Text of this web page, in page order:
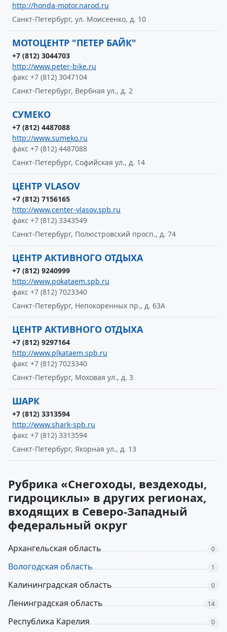
http://honda-motor.narod.ru
Санкт-Петербург, ул. Моисеенко, д. 10
МОТОЦЕНТР "ПЕТЕР БАЙК"
+7 (812) 3044703
http://www.peter-bike.ru
факс +7 (812) 3047104
Санкт-Петербург, Вербная ул., д. 2
СУМЕКО
+7 (812) 4487088
http://www.sumeko.ru
факс +7 (812) 4487088
Санкт-Петербург, Софийская ул., д. 14
ЦЕНТР VLASOV
+7 (812) 7156165
http://www.center-vlasov.spb.ru
факс +7 (812) 3343549
Санкт-Петербург, Полюстровский просп., д. 74
ЦЕНТР АКТИВНОГО ОТДЫХА
+7 (812) 9240999
http://www.pokataem.spb.ru
факс +7 (812) 7023340
Санкт-Петербург, Непокоренных пр., д. 63А
ЦЕНТР АКТИВНОГО ОТДЫХА
+7 (812) 9297164
http://www.plkataem.spb.ru
факс +7 (812) 7023340
Санкт-Петербург, Моховая ул., д. 3
ШАРК
+7 (812) 3313594
http://www.shark-spb.ru
факс +7 (812) 3313594
Санкт-Петербург, Якорная ул., д. 13
Рубрика «Снегоходы, вездеходы,
гидроциклы» в других регионах,
входящих в Северо-Западный
федеральный округ
Архангельская область 0
Вологодская область 1
Калининградская область 0
Ленинградская область 14
Республика Карелия 0